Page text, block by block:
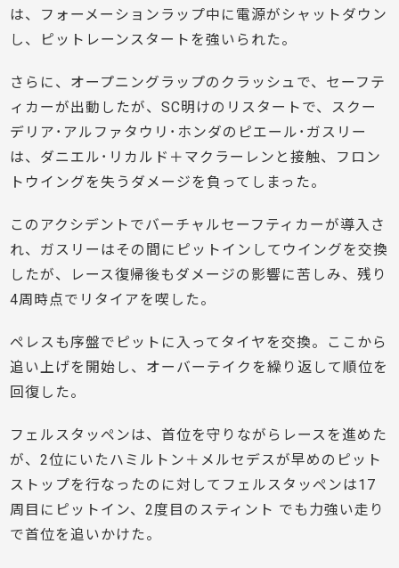
は、フォーメーションラップ中に電源がシャットダウン
し、ピットレーンスタートを強いられた。
さらに、オープニングラップのクラッシュで、セーフテ
ィカーが出動したが、SC明けのリスタートで、スクー
デリア･アルファタウリ･ホンダのピエール･ガスリー
は、ダニエル･リカルド＋マクラーレンと接触、フロン
トウイングを失うダメージを負ってしまった。
このアクシデントでバーチャルセーフティカーが導入さ
れ、ガスリーはその間にピットインしてウイングを交換
したが、レース復帰後もダメージの影響に苦しみ、残り
4周時点でリタイアを喫した。
ペレスも序盤でピットに入ってタイヤを交換。ここから
追い上げを開始し、オーバーテイクを繰り返して順位を
回復した。
フェルスタッペンは、首位を守りながらレースを進めた
が、2位にいたハミルトン＋メルセデスが早めのピット
ストップを行なったのに対してフェルスタッペンは17
周目にピットイン、2度目のスティント でも力強い走り
で首位を追いかけた。